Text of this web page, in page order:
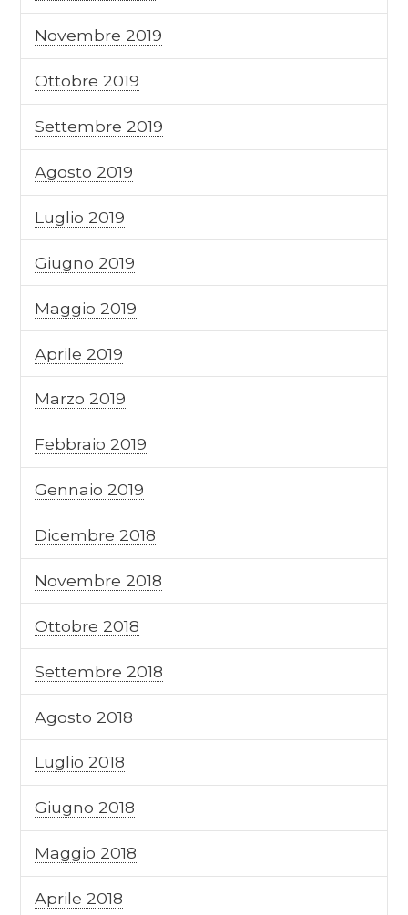
Novembre 2019
Ottobre 2019
Settembre 2019
Agosto 2019
Luglio 2019
Giugno 2019
Maggio 2019
Aprile 2019
Marzo 2019
Febbraio 2019
Gennaio 2019
Dicembre 2018
Novembre 2018
Ottobre 2018
Settembre 2018
Agosto 2018
Luglio 2018
Giugno 2018
Maggio 2018
Aprile 2018